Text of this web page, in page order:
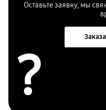
Оставьте заявку, мы
?